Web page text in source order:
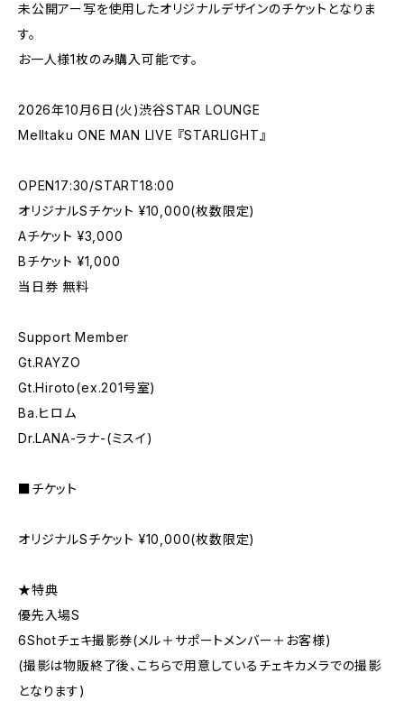
未公開アー写を使用したオリジナルデザインのチケットとなりま
す。
お一人様1枚のみ購入可能です。
2026年10月6日(火)渋谷STAR LOUNGE
Melltaku ONE MAN LIVE 『STARLIGHT』
OPEN17:30/START18:00
オリジナルSチケット ¥10,000(枚数限定)
Aチケット ¥3,000
Bチケット ¥1,000
当日券 無料
Support Member
Gt.RAYZO
Gt.Hiroto(ex.201号室)
Ba.ヒロム
Dr.LANA-ラナ-(ミスイ)
■チケット
オリジナルSチケット ¥10,000(枚数限定)
★特典
優先入場S
6Shotチェキ撮影券(メル＋サポートメンバー＋お客様)
(撮影は物販終了後、こちらで用意しているチェキカメラでの撮影
となります)